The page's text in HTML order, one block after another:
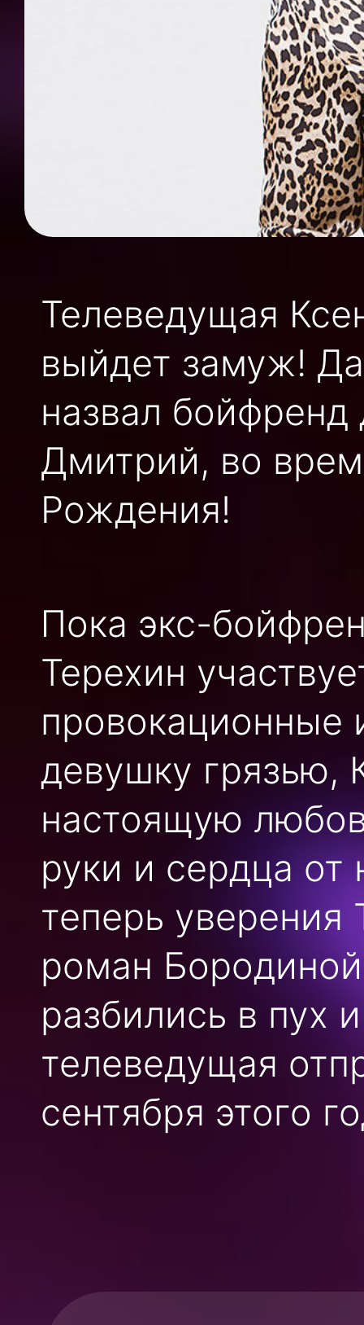
Телеведущая
выйдет замуж!
назвал
Дмитрий, во
Рождения!
Пока экс-
Терехин
провокационные
девушку грязью,
настоящую
руки и сердца
теперь уверения
роман
разбились в пух
телеведущая
сентября этого